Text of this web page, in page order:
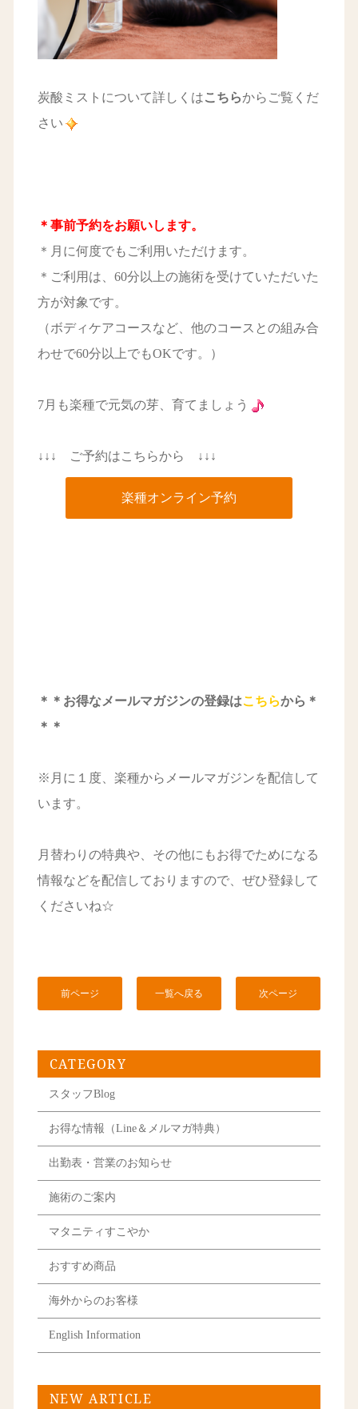
炭酸ミストについて詳しくはこちらからご覧くだ
さい
＊事前予約をお願いします。
＊月に何度でもご利用いただけます。
＊ご利用は、60分以上の施術を受けていただいた
方が対象です。
（ボディケアコースなど、他のコースとの組み合
わせで60分以上でもOKです。）
7月も楽種で元気の芽、育てましょう
↓↓↓ ご予約はこちらから ↓↓↓
楽種オンライン予約
＊＊お得なメールマガジンの登録はこちらから＊
＊＊
※月に１度、楽種からメールマガジンを配信して
います。
月替わりの特典や、その他にもお得でためになる
情報などを配信しておりますので、ぜひ登録して
くださいね☆
前ページ 一覧へ戻る 次ページ
CATEGORY
スタッフBlog
お得な情報（Line＆メルマガ特典）
出勤表・営業のお知らせ
施術のご案内
マタニティすこやか
おすすめ商品
海外からのお客様
English Information
NEW ARTICLE